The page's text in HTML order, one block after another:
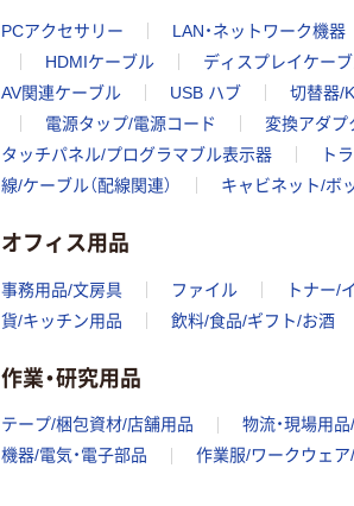
PCアクセサリー LAN・ネットワーク機器
HDMIケーブル
ディスプレイケー
AV関連ケーブル
USB ハブ 切替器/
電源タップ/電源コード
変換アダプ
タッチパネル/プログラマブル表示器
ト
線/ケーブル（配線関連）
キャビネット/ボ
オフィス用品
事務用品/文房具 ファイル トナー/
貨/キッチン用品
飲料/食品/ギフト/お酒
作業・研究用品
テープ/梱包資材/店舗用品 物流・現場用
機器/電気・電子部品
作業服/ワークウェ